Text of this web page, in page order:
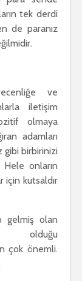
tek derdi
de paranız
ve
iletişim
olmaya
adamları
gibi birbirinizi
Hele onların
için kutsaldır
gelmiş olan
olduğu
çok önemli.